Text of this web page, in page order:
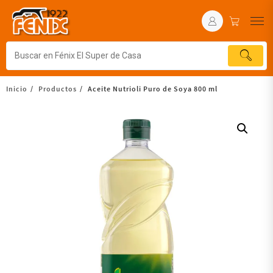
Inicio Productos Aceite Nutrioli Puro de Soya 800 ml